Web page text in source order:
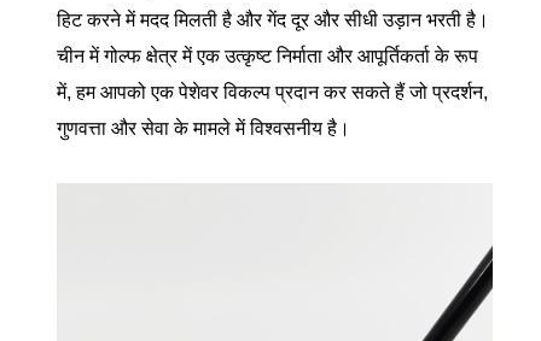
हिट करने में मदद मिलती है और गेंद दूर और सीधी उड़ान भरती है।
चीन में गोल्फ क्षेत्र में एक उत्कृष्ट निर्माता और आपूर्तिकर्ता के रूप
में, हम आपको एक पेशेवर विकल्प प्रदान कर सकते हैं जो प्रदर्शन,
गुणवत्ता और सेवा के मामले में विश्वसनीय है।